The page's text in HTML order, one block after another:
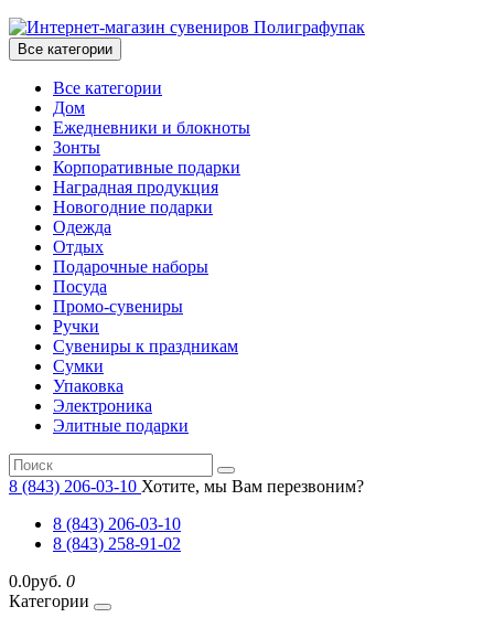
Все категории
Все категории
Дом
Ежедневники и блокноты
Зонты
Корпоративные подарки
Наградная продукция
Новогодние подарки
Одежда
Отдых
Подарочные наборы
Посуда
Промо-сувениры
Ручки
Сувениры к праздникам
Сумки
Упаковка
Электроника
Элитные подарки
8 (843) 206-03-10 Хотите, мы Вам перезвоним?
8 (843) 206-03-10
8 (843) 258-91-02
0.0руб. 0
Категории